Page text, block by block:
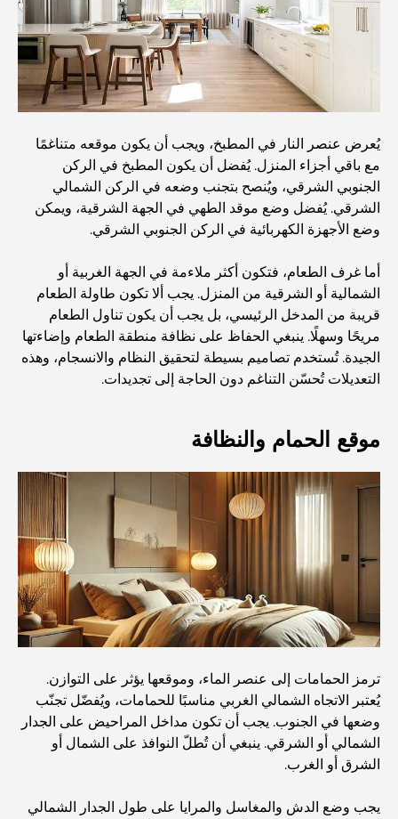
استكشاف المواقع التاريخية في دبي: رحلة عبر الزمن
أفضل المدارس في دبي مارينا: دليل مناسب للعائلات
مطاعم في دبي هيلز: أفضل أماكن تناول الطعام في مركز متنامٍ
أفضل ملاعب الجولف للبطولات في دبي
المجتمعات السكنية المطلة على الواجهة البحرية في دبي: حياة
فاخرة على شاطئ البحر
أغلى دولة في العالم: تصنيف عالمي لتكاليف المعيشة
دليل صالات الرياضة في داماك هيلز: أفضل خيارات اللياقة
البدنية في المنطقة المحيطة
أنشطة يمكنك القيام بها في مركز دبي المالي العالمي:
استكشف أكثر مناطق دبي حيوية
بطاقات الائتمان في الإمارات العربية المتحدة: دليل شامل
يُعرض عنصر النار في المطبخ، ويجب أن يكون موقعه متناغمًا
مع باقي أجزاء المنزل. يُفضل أن يكون المطبخ في الركن
الجنوبي الشرقي، ويُنصح بتجنب وضعه في الركن الشمالي
الشرقي. يُفضل وضع موقد الطهي في الجهة الشرقية، ويمكن
وضع الأجهزة الكهربائية في الركن الجنوبي الشرقي.
أما غرف الطعام، فتكون أكثر ملاءمة في الجهة الغربية أو
الشمالية أو الشرقية من المنزل. يجب ألا تكون طاولة الطعام
قريبة من المدخل الرئيسي، بل يجب أن يكون تناول الطعام
مريحًا وسهلًا. ينبغي الحفاظ على نظافة منطقة الطعام وإضاءتها
الجيدة. تُستخدم تصاميم بسيطة لتحقيق النظام والانسجام، وهذه
التعديلات تُحسّن التناغم دون الحاجة إلى تجديدات.
موقع الحمام والنظافة
ترمز الحمامات إلى عنصر الماء، وموقعها يؤثر على التوازن.
يُعتبر الاتجاه الشمالي الغربي مناسبًا للحمامات، ويُفضّل تجنّب
وضعها في الجنوب. يجب أن تكون مداخل المراحيض على الجدار
الشمالي أو الشرقي. ينبغي أن تُطلّ النوافذ على الشمال أو
الشرق أو الغرب.
يجب وضع الدش والمغاسل والمرايا على طول الجدار الشمالي